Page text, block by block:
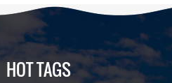
HOT TAGS